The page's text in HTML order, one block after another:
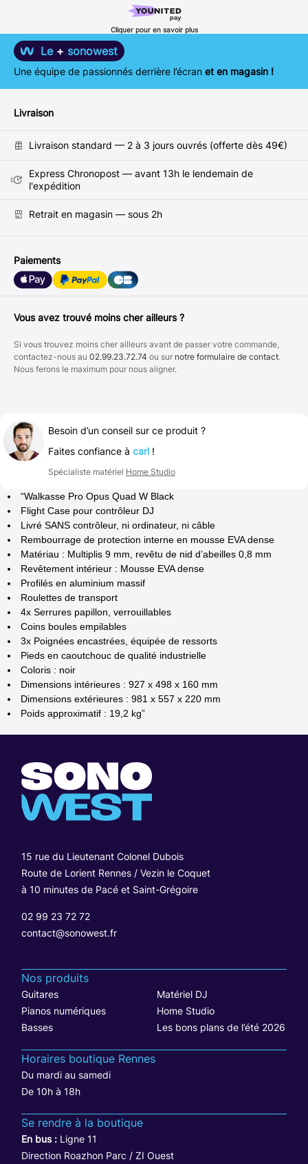
Cliquer pour en savoir plus
Le + sonowest
Une équipe de passionnés derrière l’écran et en magasin !
Livraison
Livraison standard — 2 à 3 jours ouvrés (offerte dès 49€)
Express Chronopost — avant 13h le lendemain de
l'expédition
Retrait en magasin — sous 2h
Paiements
Vous avez trouvé moins cher ailleurs ?
Si vous trouvez moins cher ailleurs avant de passer votre commande,
contactez-nous au 02.99.23.72.74 ou sur notre formulaire de contact.
Nous ferons le maximum pour nous aligner.
Besoin d’un conseil sur ce produit ?
Faites confiance à carl !
Spécialiste matériel Home Studio
“Walkasse Pro Opus Quad W Black
Flight Case pour contrôleur DJ
Livré SANS contrôleur, ni ordinateur, ni câble
Rembourrage de protection interne en mousse EVA dense
Matériau : Multiplis 9 mm, revêtu de nid d’abeilles 0,8 mm
Revêtement intérieur : Mousse EVA dense
Profilés en aluminium massif
Roulettes de transport
4x Serrures papillon, verrouillables
Coins boules empilables
3x Poignées encastrées, équipée de ressorts
Pieds en caoutchouc de qualité industrielle
Coloris : noir
Dimensions intérieures : 927 x 498 x 160 mm
Dimensions extérieures : 981 x 557 x 220 mm
Poids approximatif : 19,2 kg”
15 rue du Lieutenant Colonel Dubois
Route de Lorient Rennes / Vezin le Coquet
à 10 minutes de Pacé et Saint-Grégoire
02 99 23 72 72
contact@sonowest.fr
Nos produits
Guitares
Matériel DJ
Pianos numériques
Home Studio
Basses
Les bons plans de l’été 2026
Horaires boutique Rennes
Du mardi au samedi
De 10h à 18h
Se rendre à la boutique
En bus : Ligne 11
Direction Roazhon Parc / ZI Ouest